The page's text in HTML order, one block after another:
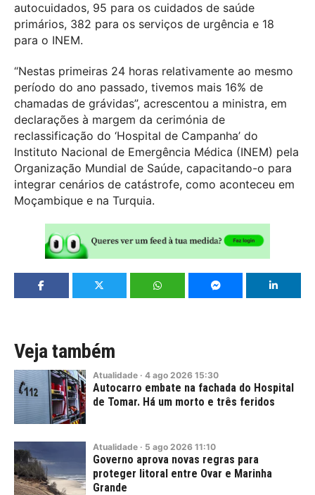
autocuidados, 95 para os cuidados de saúde
primários, 382 para os serviços de urgência e 18
para o INEM.
“Nestas primeiras 24 horas relativamente ao mesmo
período do ano passado, tivemos mais 16% de
chamadas de grávidas”, acrescentou a ministra, em
declarações à margem da cerimónia de
reclassificação do ‘Hospital de Campanha’ do
Instituto Nacional de Emergência Médica (INEM) pela
Organização Mundial de Saúde, capacitando-o para
integrar cenários de catástrofe, como aconteceu em
Moçambique e na Turquia.
Veja também
Atualidade · 4 ago 2026 15:30
Autocarro embate na fachada do Hospital
de Tomar. Há um morto e três feridos
Atualidade · 5 ago 2026 11:10
Governo aprova novas regras para
proteger litoral entre Ovar e Marinha
Grande